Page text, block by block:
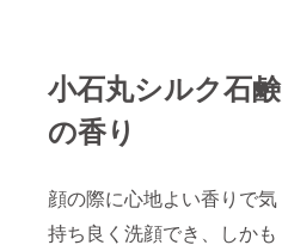
小石丸シルク石鹸
の香り
顔の際に心地よい香りで気
持ち良く洗顔でき、しかも